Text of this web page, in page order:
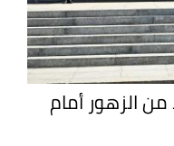
الزهور أمام